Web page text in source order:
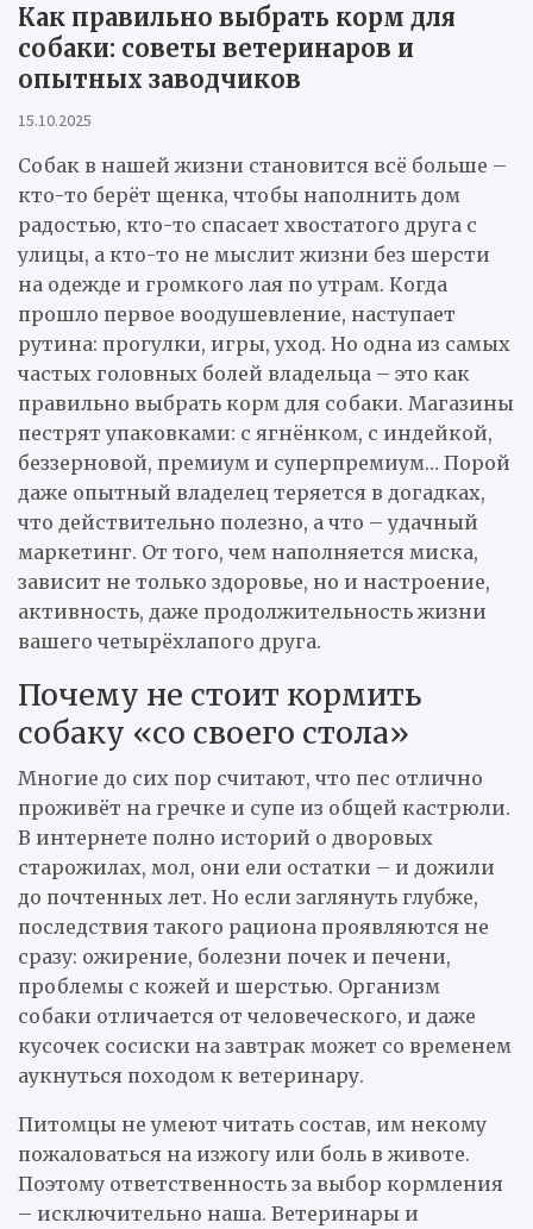
Как правильно выбрать корм для
собаки: советы ветеринаров и
опытных заводчиков
15.10.2025
Собак в нашей жизни становится всё больше –
кто-то берёт щенка, чтобы наполнить дом
радостью, кто-то спасает хвостатого друга с
улицы, а кто-то не мыслит жизни без шерсти
на одежде и громкого лая по утрам. Когда
прошло первое воодушевление, наступает
рутина: прогулки, игры, уход. Но одна из самых
частых головных болей владельца – это как
правильно выбрать корм для собаки. Магазины
пестрят упаковками: с ягнёнком, с индейкой,
беззерновой, премиум и суперпремиум… Порой
даже опытный владелец теряется в догадках,
что действительно полезно, а что – удачный
маркетинг. От того, чем наполняется миска,
зависит не только здоровье, но и настроение,
активность, даже продолжительность жизни
вашего четырёхлапого друга.
Почему не стоит кормить
собаку «со своего стола»
Многие до сих пор считают, что пес отлично
проживёт на гречке и супе из общей кастрюли.
В интернете полно историй о дворовых
старожилах, мол, они ели остатки – и дожили
до почтенных лет. Но если заглянуть глубже,
последствия такого рациона проявляются не
сразу: ожирение, болезни почек и печени,
проблемы с кожей и шерстью. Организм
собаки отличается от человеческого, и даже
кусочек сосиски на завтрак может со временем
аукнуться походом к ветеринару.
Питомцы не умеют читать состав, им некому
пожаловаться на изжогу или боль в животе.
Поэтому ответственность за выбор кормления
– исключительно наша. Ветеринары и